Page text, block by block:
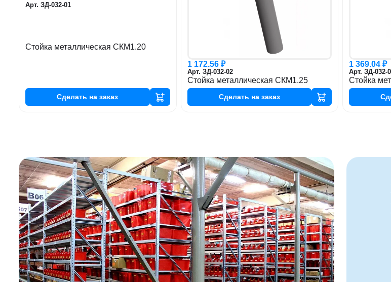
Арт. ЗД-032-01
Стойка металлическая СКМ1.20
Сделать на заказ
1 172.56 ₽
Арт. ЗД-032-02
Стойка металлическая СКМ1.25
Сделать на заказ
1 369.04 ₽
Арт. ЗД-032-
Стойка